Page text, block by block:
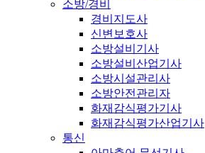
소방/경비
경비지도사
신변보호사
소방설비기사
소방설비산업기사
소방시설관리사
소방안전관리자
화재감식평가기사
화재감식평가산업기사
통신